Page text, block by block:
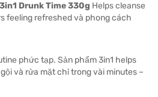
Drunk Time 330g Helps cleanse
feeling refreshed và phong cách
phức tạp. Sản phẩm 3in1 helps
và rửa mặt chỉ trong vài minutes –